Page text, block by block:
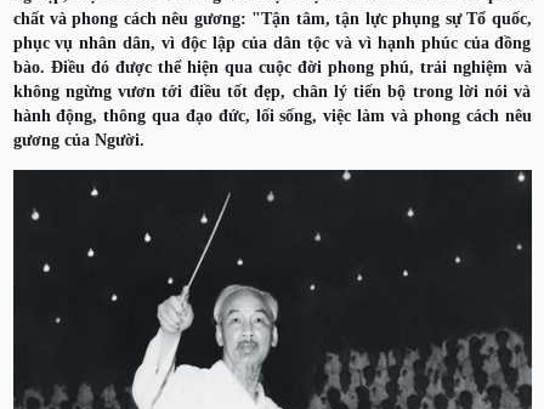
chất và phong cách nêu gương: "Tận tâm, tận lực phụng sự Tổ quốc,
phục vụ nhân dân, vì độc lập của dân tộc và vì hạnh phúc của đồng
bào. Điều đó được thể hiện qua cuộc đời phong phú, trải nghiệm và
không ngừng vươn tới điều tốt đẹp, chân lý tiến bộ trong lời nói và
hành động, thông qua đạo đức, lối sống, việc làm và phong cách nêu
gương của Người.